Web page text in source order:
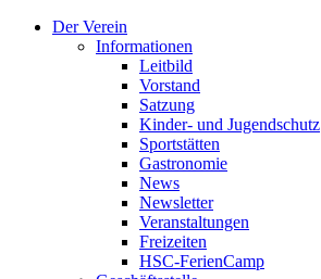
Der Verein
Informationen
Leitbild
Vorstand
Satzung
Kinder- und Jugendschutz
Sportstätten
Gastronomie
News
Newsletter
Veranstaltungen
Freizeiten
HSC-FerienCamp